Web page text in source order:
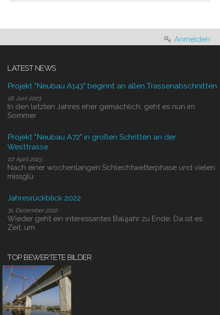
Anmelden
LATEST NEWS
Projekt "Neubau A143" beginnt an allen Trassenabschnitten
18. Juni 2023
In den letzten Jahres eher gemächlich, geht es nun im
Sommer
Projekt "Neubau A72" in großen Schritten an der
Westtrasse
07. April 2023
Nach einer wochenlangen Schlechtwetterphase und vielen
missglü
Jahresrückblick 2022
31. Dezember 2022
Wieder geht ein interessantes Baujahr zu Ende. Da ist es
Zeit, um
TOP BEWERTETE BILDER